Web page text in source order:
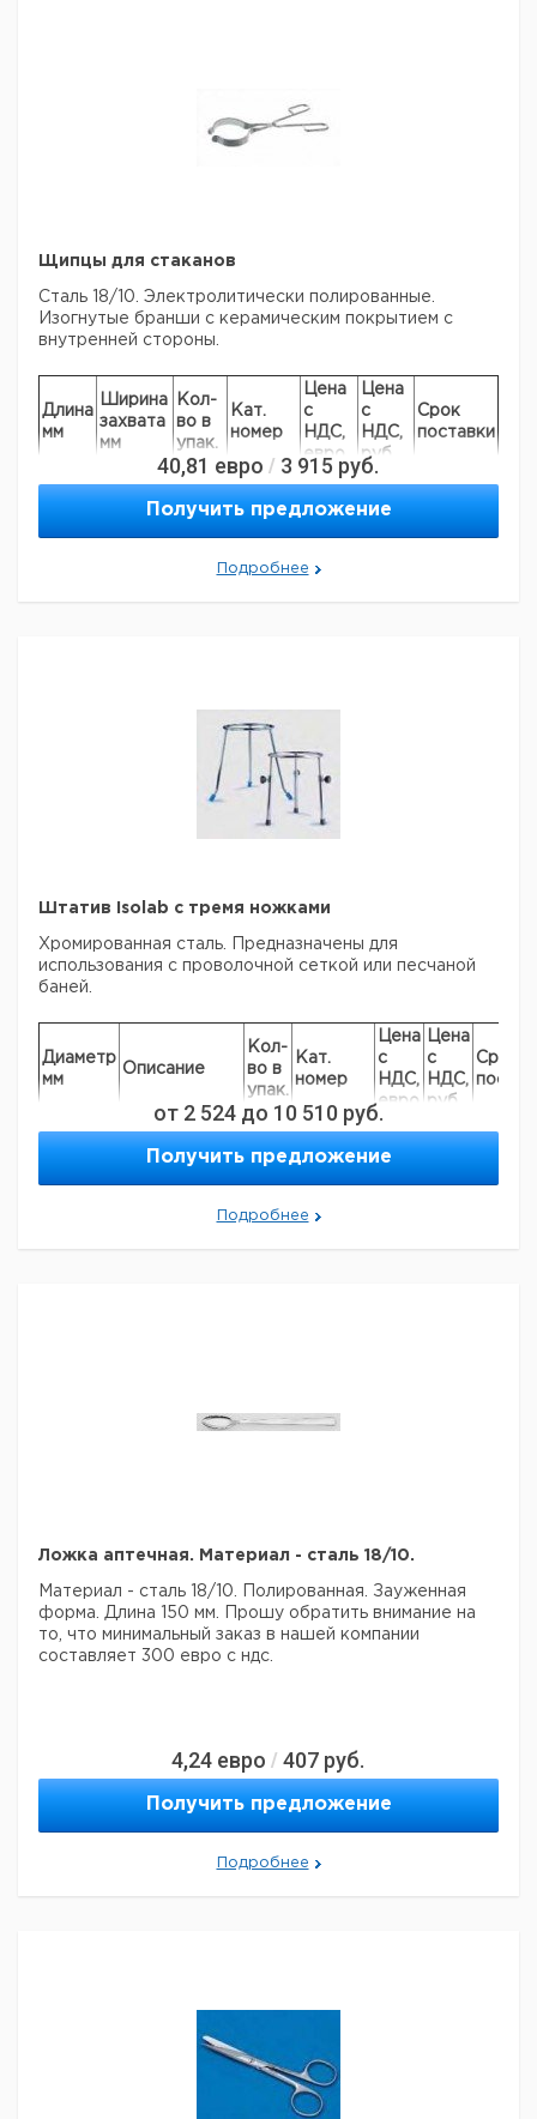
Щипцы для стаканов
Сталь 18/10. Электролитически полированные.
Изогнутые бранши с керамическим покрытием с
внутренней стороны.
Длина
мм
Ширина
захвата
мм
Кол-
во в
упак.
Кат.
номер
Цена
с
НДС,
евро
Цена
с
НДС,
руб
Срок
поставки
300 60 - 100 1 9310016
40,81 евро / 3 915 руб.
Получить предложение
Подробнее
Штатив Isolab с тремя ножками
Хромированная сталь. Предназначены для
использования с проволочной сеткой или песчаной
баней.
Диаметр
мм
Описание
Кол-
во в
упак.
Кат.
номер
Цена
с
НДС,
евро
Цена
с
НДС,
руб
Срок
общая
высота 200
1 6242704
высота 200 ...
1 4008512
от 2 524 до 10 510 руб.
Получить предложение
Подробнее
Ложка аптечная. Материал - сталь 18/10.
Материал - сталь 18/10. Полированная. Зауженная
форма. Длина 150 мм.
Прошу обратить внимание на
то, что минимальный заказ в нашей компании
составляет 300 евро с ндс.
4,24 евро / 407 руб.
Получить предложение
Подробнее